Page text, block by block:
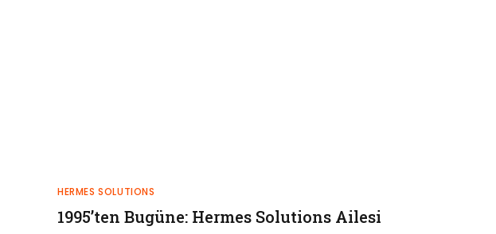
HERMES SOLUTIONS
1995’ten Bugüne: Hermes Solutions Ailesi